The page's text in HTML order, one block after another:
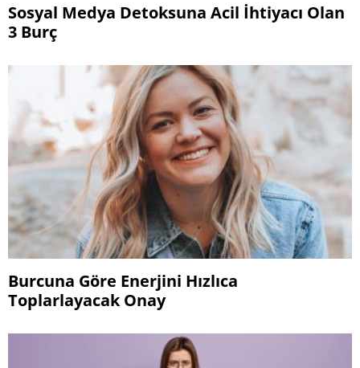
Sosyal Medya Detoksuna Acil İhtiyacı Olan
3 Burç
Burcuna Göre Enerjini Hızlıca
Toplarlayacak Onay